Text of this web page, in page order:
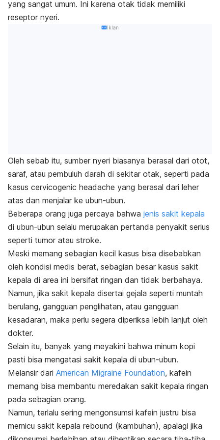
yang sangat umum. Ini karena otak tidak memiliki
reseptor nyeri.
Iklan
Oleh sebab itu, sumber nyeri biasanya berasal dari otot,
saraf, atau pembuluh darah di sekitar otak, seperti pada
kasus cervicogenic headache yang berasal dari leher
atas dan menjalar ke ubun-ubun.
Beberapa orang juga percaya bahwa jenis sakit kepala
di ubun-ubun selalu merupakan pertanda penyakit serius
seperti tumor atau stroke.
Meski memang sebagian kecil kasus bisa disebabkan
oleh kondisi medis berat, sebagian besar kasus sakit
kepala di area ini bersifat ringan dan tidak berbahaya.
Namun, jika sakit kepala disertai gejala seperti muntah
berulang, gangguan penglihatan, atau gangguan
kesadaran, maka perlu segera diperiksa lebih lanjut oleh
dokter.
Selain itu, banyak yang meyakini bahwa minum kopi
pasti bisa mengatasi sakit kepala di ubun-ubun.
Melansir dari American Migraine Foundation, kafein
memang bisa membantu meredakan sakit kepala ringan
pada sebagian orang.
Namun, terlalu sering mengonsumsi kafein justru bisa
memicu sakit kepala rebound (kambuhan), apalagi jika